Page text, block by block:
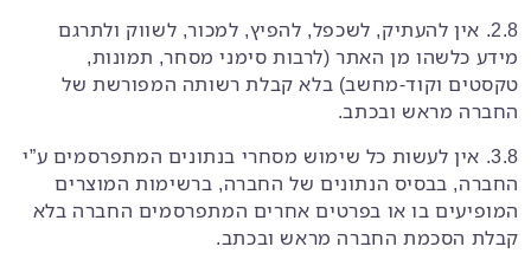
2.8. אין להעתיק, לשכפל, להפיץ, למכור, לשווק ולתרגם
מידע כלשהו מן האתר (לרבות סימני מסחר, תמונות,
טקסטים וקוד-מחשב) בלא קבלת רשותה המפורשת של
החברה מראש ובכתב.
3.8. אין לעשות כל שימוש מסחרי בנתונים המתפרסמים ע”י
החברה, בבסיס הנתונים של החברה, ברשימות המוצרים
המופיעים בו או בפרטים אחרים המתפרסמים החברה בלא
קבלת הסכמת החברה מראש ובכתב.